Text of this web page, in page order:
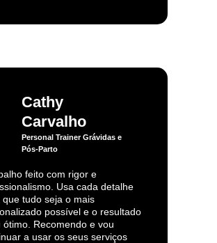
Cathy
Carvalho
Personal Trainer Grávidas e
Pós-Parto
feito com rigor e
Usa cada detalhe
que tudo seja o mais
possível e o resultado
ótimo. Recomendo e vou
a usar os seus serviços